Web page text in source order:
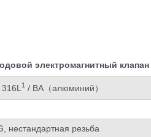
электромагнитный клапан
1/ BA（алюминий）
нестандартная резьба